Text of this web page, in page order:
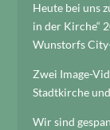
Heute bei uns
in der Kirche“
Wunstorfs
Zwei Image-
Stadtkirche
Wir sind